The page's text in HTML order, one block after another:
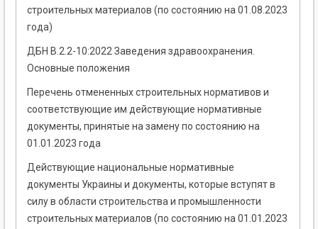
строительных материалов (по состоянию на 01.08.2023
года)
ДБН В.2.2-10:2022 Заведения здравоохранения.
Основные положения
Перечень отмененных строительных нормативов и
соответствующие им действующие нормативные
документы, принятые на замену по состоянию на
01.01.2023 года
Действующие национальные нормативные
документы Украины и документы, которые вступят в
силу в области строительства и промышленности
строительных материалов (по состоянию на 01.01.2023